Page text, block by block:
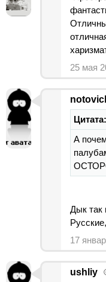
25 мая
А
Дык так
17
ushliy